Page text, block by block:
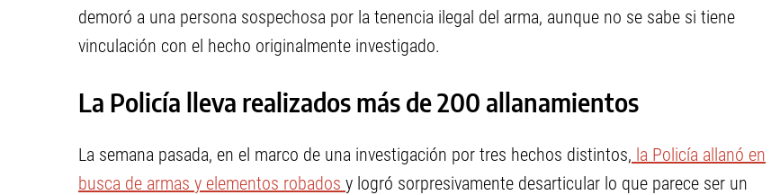
demoró a una persona sospechosa por la tenencia ilegal del arma, aunque no se sabe si tiene
vinculación con el hecho originalmente investigado.
La Policía lleva realizados más de 200 allanamientos
La semana pasada, en el marco de una investigación por tres hechos distintos, la Policía allanó en
busca de armas y elementos robados y logró sorpresivamente desarticular lo que parece ser un